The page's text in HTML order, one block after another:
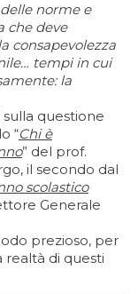
norme e
che deve
consapevolezza
tempi in cui
la
questione
“Chi è
” del prof.
il secondo dal
scolastico
Generale
prezioso, per
di questi